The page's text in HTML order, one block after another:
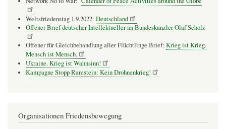
Weltsfriedenstag 1.9.2022: Deutschland
Offener Brief deutscher Intellektueller an Bundeskanzler Olaf Scholz
Offener für Gleichbehandlung aller Flüchtlinge Brief: Krieg ist Krieg.
Mensch ist Mensch.
Ukraine. Krieg ist Wahnsinn!
Kampagne Stopp Ramstein: Kein Drohnenkrieg!
Organisationen Friedensbewegung